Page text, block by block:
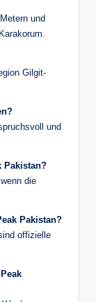
und
Gilgit-
und
Pakistan?
die
Pakistan?
offizielle